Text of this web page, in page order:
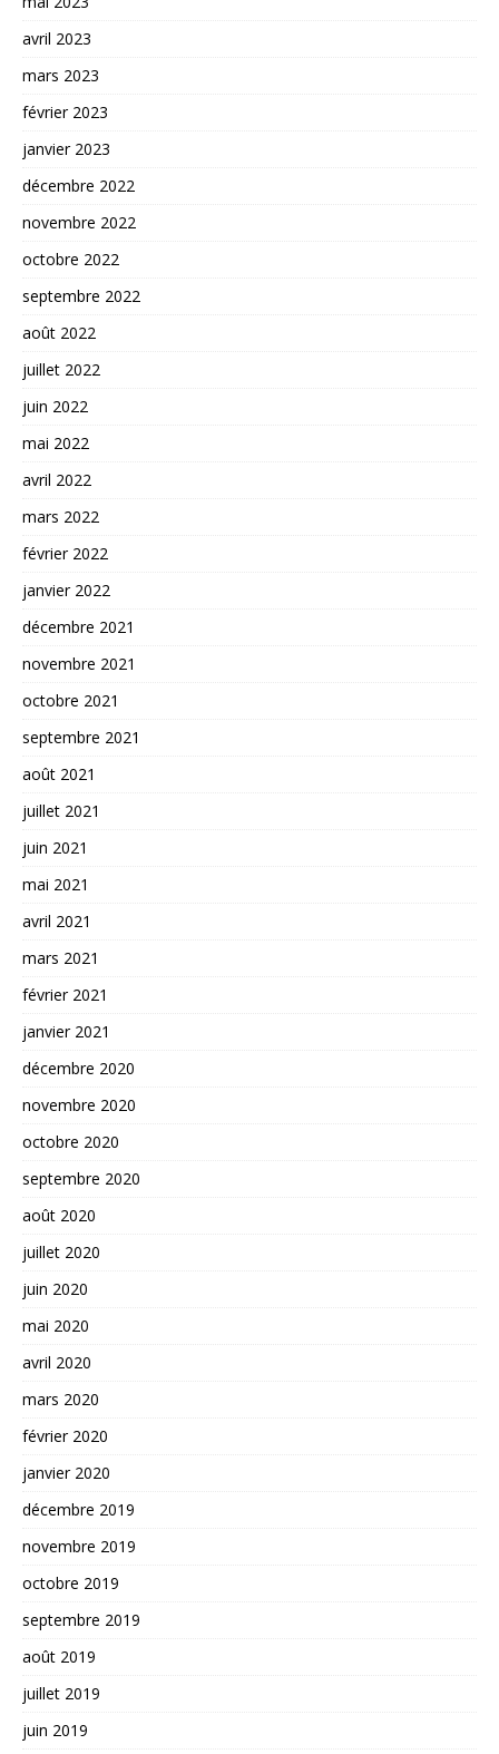
avril 2023
mars 2023
février 2023
janvier 2023
décembre 2022
novembre 2022
octobre 2022
septembre 2022
août 2022
juillet 2022
juin 2022
mai 2022
avril 2022
mars 2022
février 2022
janvier 2022
décembre 2021
novembre 2021
octobre 2021
septembre 2021
août 2021
juillet 2021
juin 2021
mai 2021
avril 2021
mars 2021
février 2021
janvier 2021
décembre 2020
novembre 2020
octobre 2020
septembre 2020
août 2020
juillet 2020
juin 2020
mai 2020
avril 2020
mars 2020
février 2020
janvier 2020
décembre 2019
novembre 2019
octobre 2019
septembre 2019
août 2019
juillet 2019
juin 2019